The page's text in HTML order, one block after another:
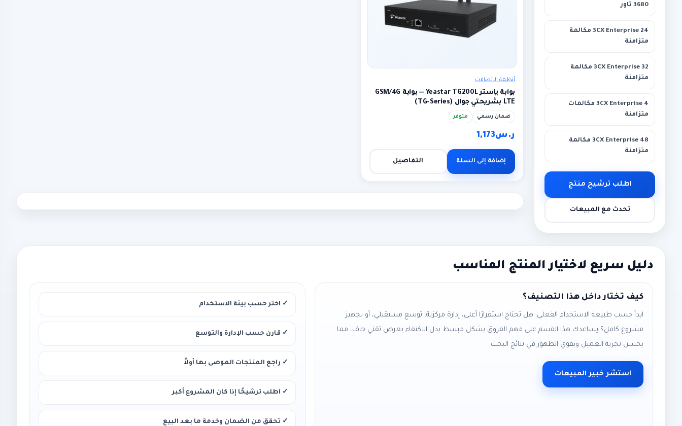
3680 تاور
3CX Enterprise 24 مكالمة
متزامنة
3CX Enterprise 32 مكالمة
متزامنة
3CX Enterprise 4 مكالمات
متزامنة
3CX Enterprise 48 مكالمة
متزامنة
اطلب ترشيح منتج
تحدث مع المبيعات
أنظمة الاتصالات
بوابة ياستر Yeastar TG200L — بوابة GSM/4G
LTE بشريحتي جوال (TG-Series)
ضمان رسمي متوفر
ر.س1,173
إضافة إلى السلة التفاصيل
دليل سريع لاختيار المنتج المناسب
كيف تختار داخل هذا التصنيف؟
ابدأ حسب طبيعة الاستخدام الفعلي: هل تحتاج استقرارًا أعلى، إدارة مركزية، توسع مستقبلي، أو تجهيز
مشروع كامل؟ يساعدك هذا القسم على فهم الفروق بشكل مبسط بدل الاكتفاء بعرض تقني جاف، مما
يحسن تجربة العميل ويقوي الظهور في نتائج البحث.
استشر خبير المبيعات
✓ اختر حسب بيئة الاستخدام
✓ قارن حسب الإدارة والتوسع
✓ راجع المنتجات الموصى بها أولاً
✓ اطلب ترشيحًا إذا كان المشروع أكبر
✓ تحقق من الضمان وخدمة ما بعد البيع